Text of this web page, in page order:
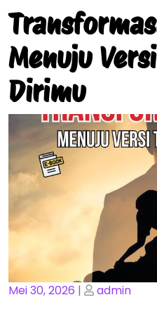
Menuju
Dirimu
Posted
Mei 30, 2026 | Posted
admin